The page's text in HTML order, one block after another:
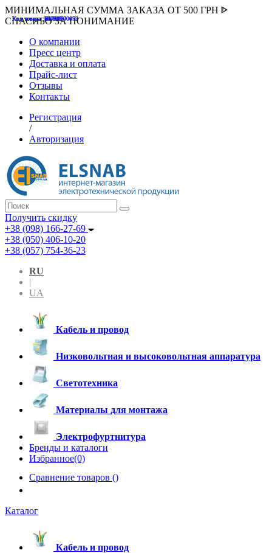
МИНИМАЛЬНАЯ СУММА ЗАКАЗА ОТ 500 ГРН ᐈ
СПАСИБО ЗА ПОНИМАНИЕ
О компании
Пресс центр
Доставка и оплата
Прайс-лист
Отзывы
Контакты
Регистрация
/
Авторизация
Получить скидку
+38 (098) 166-27-69
+38 (050) 406-10-20
+38 (057) 754-36-23
RU
|
UA
Кабель и провод
Низковольтная и высоковольтная аппаратура
Светотехника
Материалы для монтажа
Электрофуртнитура
Бренды и каталоги
Избранное(0)
Сравнение товаров ()
Каталог
Кабель и провод
Код товара :507000
Код товара :HUK-K00058
Код товара :Т075177
Код товара :pnsv12
Код товара :HUK-K00072